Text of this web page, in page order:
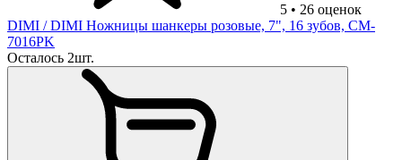
5 • 26 оценок
DIMI / DIMI Ножницы шанкеры розовые, 7", 16 зубов, CM-
7016PK
Осталось 2шт.